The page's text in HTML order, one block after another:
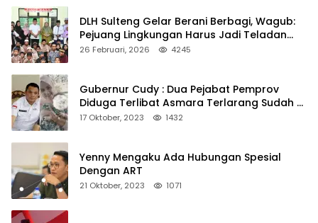
DLH Sulteng Gelar Berani Berbagi, Wagub:
Pejuang Lingkungan Harus Jadi Teladan
Kepedulian
26 Februari, 2026 4245
Gubernur Cudy : Dua Pejabat Pemprov
Diduga Terlibat Asmara Terlarang Sudah di
Non Job
17 Oktober, 2023 1432
Yenny Mengaku Ada Hubungan Spesial
Dengan ART
21 Oktober, 2023 1071